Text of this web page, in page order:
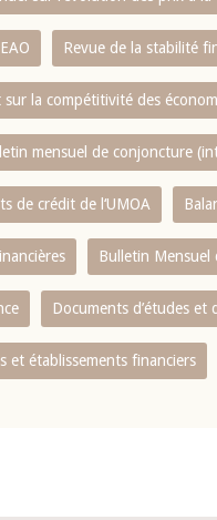
Revue de la stabilité
la compétitivité des
mensuel de conjoncture
de crédit de l‘UMOA
Bulletin Mensuel
Documents d’études et
et établissements financiers